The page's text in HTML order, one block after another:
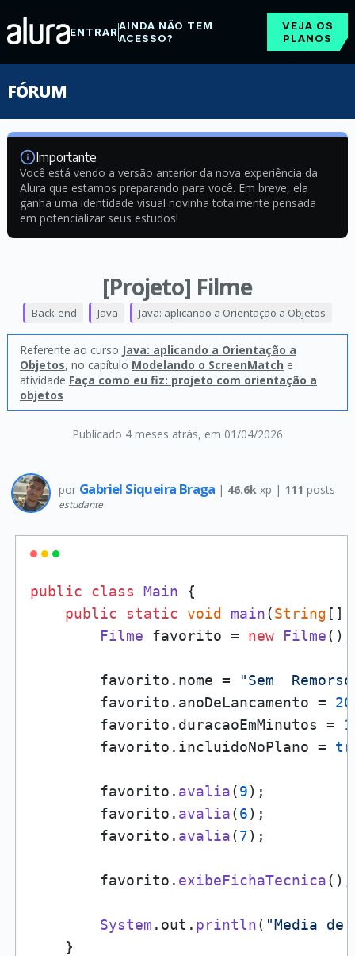
ENTRARAINDA NÃO TEM
ACESSO?
VEJA OS
PLANOS
FÓRUM
Importante
Você está vendo a versão anterior da nova experiência da
Alura que estamos preparando para você. Em breve, ela
ganha uma identidade visual novinha totalmente pensada
em potencializar seus estudos!
[Projeto] Filme
Publicado 4 meses atrás, em 01/04/2026
Back-end Java Java: aplicando a Orientação a Objetos
Referente ao curso Java: aplicando a Orientação a
Objetos, no capítulo Modelando o ScreenMatch e
atividade Faça como eu fiz: projeto com orientação a
objetos
por Gabriel Siqueira Braga | 46.6k xp | 111 posts
estudante
public class Main {
public
static void main(String []
Filme favorito = new Filme();
        favorito.
nome =
"Sem
        favorito.
anoDeLancamento =
        favorito.
duracaoEmMinutos =
        favorito.
incluidoNoPlano =
        favorito.
avalia(9);
        favorito.
avalia(6);
        favorito.
avalia(7);
        favorito.
exibeFichaTecnica();
System . out . println( "Media
    }